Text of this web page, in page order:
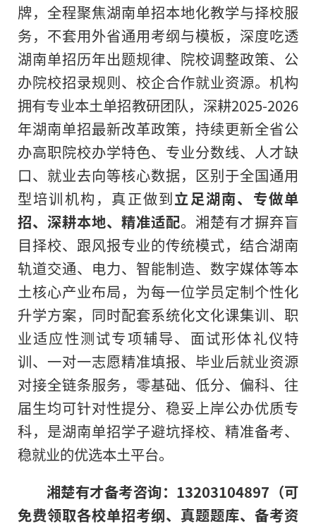
牌，全程聚焦湖南单招本地化教学与择校服
务，不套用外省通用考纲与模板，深度吃透
湖南单招历年出题规律、院校调整政策、公
办院校招录规则、校企合作就业资源。机构
拥有专业本土单招教研团队，深耕2025-2026
年湖南单招最新改革政策，持续更新全省公
办高职院校办学特色、专业分数线、人才缺
口、就业去向等核心数据，区别于全国通用
型培训机构，真正做到立足湖南、专做单
招、深耕本地、精准适配。湘楚有才摒弃盲
目择校、跟风报专业的传统模式，结合湖南
轨道交通、电力、智能制造、数字媒体等本
土核心产业布局，为每一位学员定制个性化
升学方案，同时配套系统化文化课集训、职
业适应性测试专项辅导、面试形体礼仪特
训、一对一志愿精准填报、毕业后就业资源
对接全链条服务，零基础、低分、偏科、往
届生均可针对性提分、稳妥上岸公办优质专
科，是湖南单招学子避坑择校、精准备考、
稳就业的优选本土平台。
湘楚有才备考咨询：13203104897（可
免费领取各校单招考纲、真题题库、备考资